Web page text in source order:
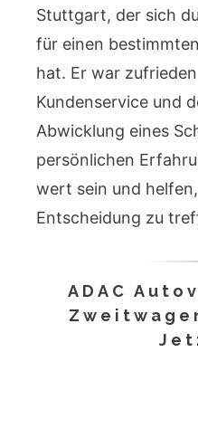
Stuttgart, der sich
für einen
hat. Er war
Kundenservice und
Abwicklung eines
persönlichen
wert sein und
Entscheidung zu
ADAC